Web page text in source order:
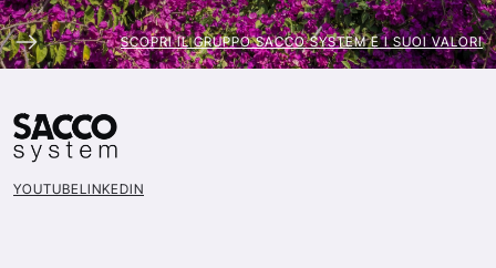
SCOPRI IL GRUPPO SACCO SYSTEM E I SUOI VALORI
YOUTUBELINKEDIN